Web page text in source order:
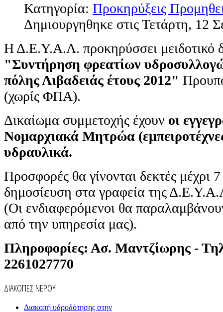
Κατηγορία: Προκηρύξεις
Δημιουργηθηκε στις Τετάρτη, 12
Η Δ.Ε.Υ.Α.Λ. προκηρύσσει μειδoτικό
"Συντήρηση φρεατίων
πόλης Λιβαδειάς έτους 2012"
(χωρίς ΦΠΑ).
Δικαίωμα συμμετοχής έχουν οι
Νομαρχιακά Μητρώα
υδραυλικά.
Προσφορές θα γίνονται δεκτές μέχρι
δημοσίευση στα γραφεία της
(Οι ενδιαφερόμενοι θα
από την υπηρεσία μας).
Πληροφορίες: Ασ. Μαντζίωρης -
2261027770
ΔΙΑΚΟΠΕΣ ΝΕΡΟΥ
Διακοπή υδροδότησης στην